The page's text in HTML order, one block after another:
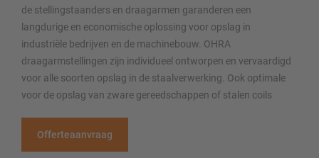
de stellingstaanders en draagarmen garanderen een
langdurige en economische oplossing voor opslag in
industriële bedrijven en de machinebouw. OHRA
draagarmstellingen zijn individueel ontworpen en vervaardigd
voor alle soorten opslag in de staalverwerking. Ook optimale
voor de opslag van zware gereedschappen of stalen coils
Offerteaanvraag